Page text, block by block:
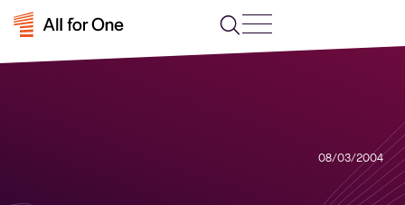
08/03/2004